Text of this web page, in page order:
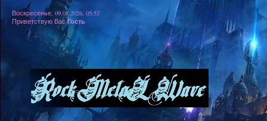
Воскресенье, 09.08.2026, 05:52
Приветствую Вас Гость